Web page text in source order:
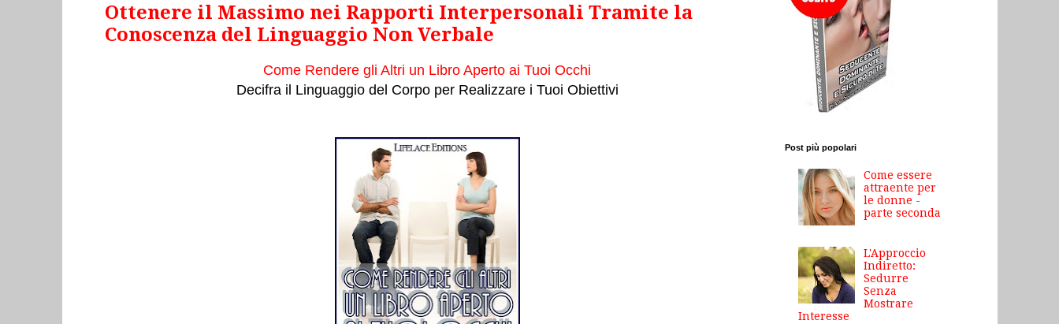
Ottenere il Massimo nei Rapporti Interpersonali Tramite la
Conoscenza del Linguaggio Non Verbale
Come Rendere gli Altri un Libro Aperto ai Tuoi Occhi
Decifra il Linguaggio del Corpo per Realizzare i Tuoi Obiettivi
Post più popolari
Come essere
attraente per
le donne -
parte seconda
L'Approccio
Indiretto:
Sedurre
Senza
Mostrare
Interesse